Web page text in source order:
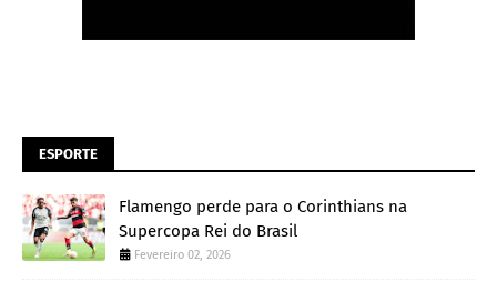
ESPORTE
Flamengo perde para o Corinthians na
Supercopa Rei do Brasil
Fevereiro 02, 2026